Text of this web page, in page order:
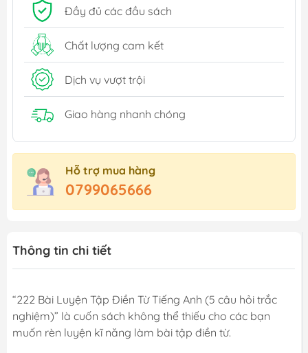
Đầy đủ các đầu sách
Chất lượng cam kết
Dịch vụ vượt trội
Giao hàng nhanh chóng
Hỗ trợ mua hàng
0799065666
Thông tin chi tiết
“222 Bài Luyện Tập Điền Từ Tiếng Anh (5 câu hỏi trắc
nghiệm)” là cuốn sách không thể thiếu cho các bạn
muốn rèn luyện kĩ năng làm bài tập điền từ.